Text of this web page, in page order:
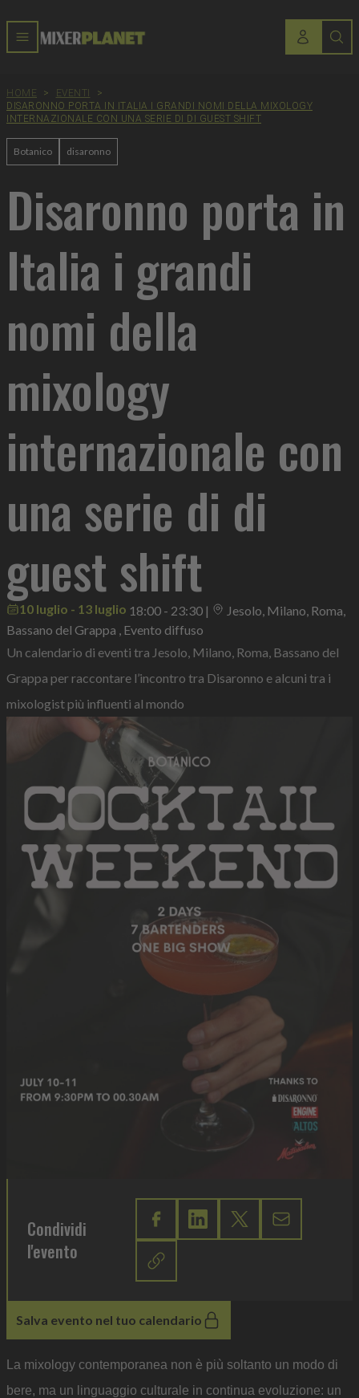
HOME > EVENTI
>
DISARONNO PORTA IN ITALIA I GRANDI NOMI DELLA MIXOLOGY
INTERNAZIONALE CON UNA SERIE DI DI GUEST SHIFT
Botanico disaronno
Disaronno porta in
Italia i grandi
nomi della
mixology
internazionale con
una serie di di
guest shift
10 luglio - 13 luglio 18:00 - 23:30 |
Jesolo, Milano, Roma,
Bassano del Grappa , Evento diffuso
Un calendario di eventi tra Jesolo, Milano, Roma, Bassano del
Grappa per raccontare l’incontro tra Disaronno e alcuni tra i
mixologist più influenti al mondo
Condividi
l'evento
Salva evento nel tuo calendario
La mixology contemporanea non è più soltanto un modo di
bere, ma un linguaggio culturale in continua evoluzione: un